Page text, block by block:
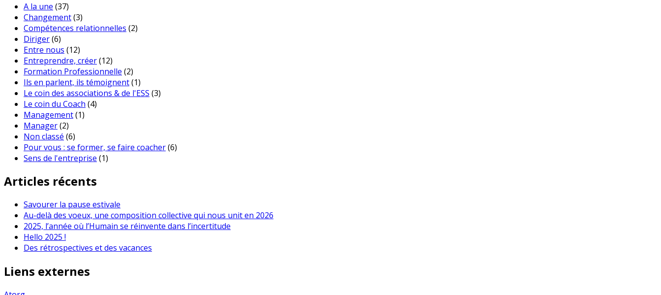
A la une (37)
Changement(3)
Compétences relationnelles (2)
Diriger(6)
Entre nous (12)
Entreprendre, créer(12)
Formation Professionnelle (2)
Ils en parlent, ils témoignent(1)
Le coin des associations & de l'ESS (3)
Le coin du Coach (4)
Management(1)
Manager(2)
Non classé (6)
Pour vous : se former, se faire coacher(6)
Sens de l'entreprise (1)
Articles récents
Savourer la pause estivale
Au-delà des voeux, une composition collective qui nous unit en 2026
2025, l’année où l’Humain se réinvente dans l’incertitude
Hello 2025 !
Des rétrospectives et des vacances
Liens externes